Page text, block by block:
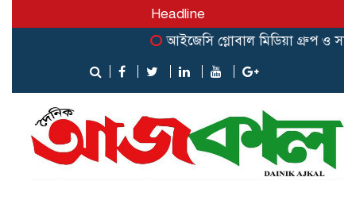
Headline
আইজেসি গ্লোবাল মিডিয়া গ্রুপ ও সার্ক